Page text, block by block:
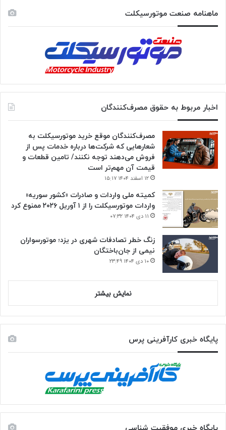
ماهنامه صنعت موتورسیکلت
اخبار مربوط به حقوق مصرف‌کنندگان
مصرف‌کنندگان موقع خرید موتورسیکلت به
شعارهایی که شرکت‌ها درباره خدمات پس از
فروش می‌دهند توجه نکنند/ تامین قطعات و
قیمت آن مهم‌تر است
۱۲ اسفند ۱۴۰۴ ۱۵:۱۷
کمیته ملی واردات و صادرات «کشور سوریه»
واردات موتورسیکلت را از ۱ آوریل ۲۰۲۶ ممنوع کرد
۱۱ دی ۱۴۰۴ ۰۷:۳۲
زنگ خطر تصادفات شهری در یزد؛ موتورسواران
نیمی از جان‌باختگان
۱۰ دی ۱۴۰۴ ۲۳:۴۹
نمایش بیشتر
پایگاه خبری کارآفرینی پرس